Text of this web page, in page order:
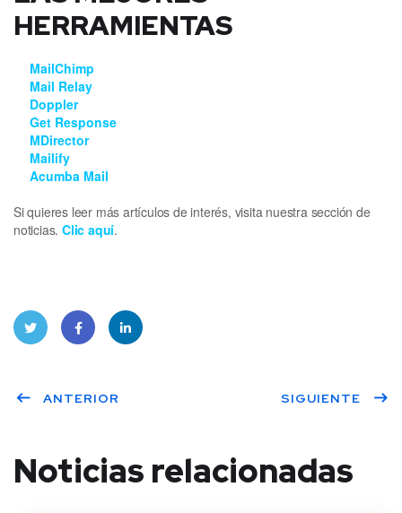
HERRAMIENTAS
MailChimp
Mail Relay
Doppler
Get Response
MDirector
Mailify
Acumba Mail
Si quieres leer más artículos de interés, visita nuestra sección de
noticias. Clic aquí.
er book dIn
ANTERIOR SIGUIENTE
Noticias relacionadas